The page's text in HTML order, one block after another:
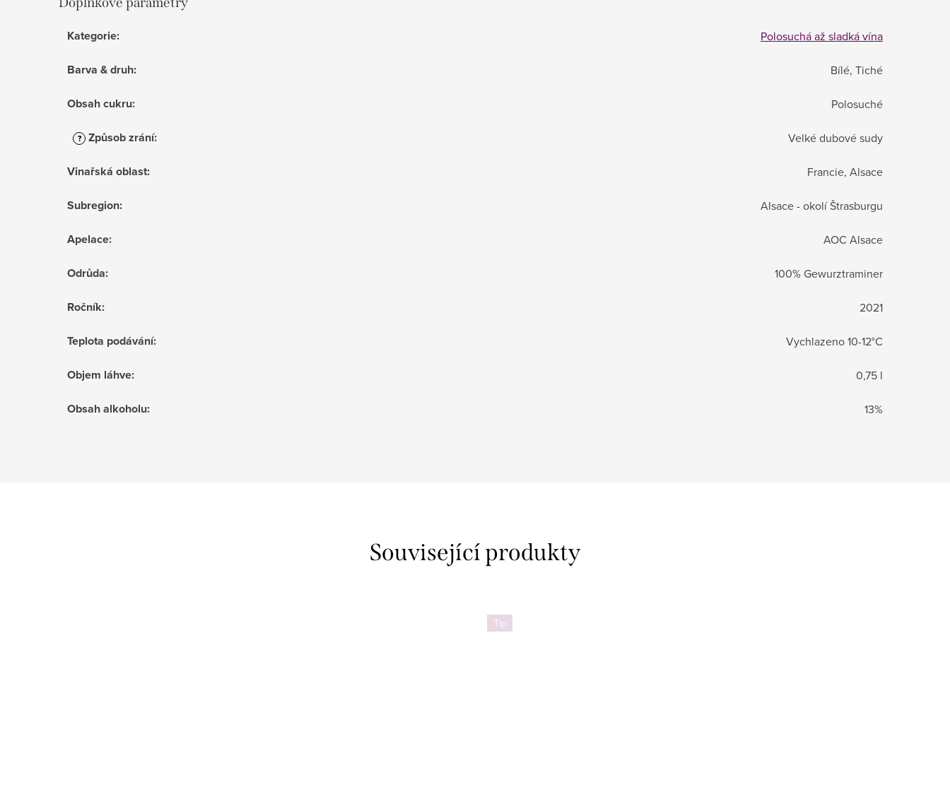
Kategorie: Polosuchá až sladká vína
Barva & druh: Bílé, Tiché
Obsah cukru: Polosuché
? Způsob zrání: Velké dubové sudy
Vinařská oblast: Francie, Alsace
Subregion: Alsace - okolí Štrasburgu
Apelace: AOC Alsace
Odrůda: 100% Gewurztraminer
Ročník: 2021
Teplota podávání: Vychlazeno 10-12°C
Objem láhve: 0,75 l
Obsah alkoholu: 13%
Související produkty
Tip